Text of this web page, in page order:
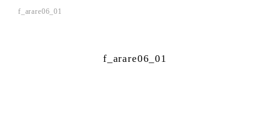
f_arare06_01
f_arare06_01